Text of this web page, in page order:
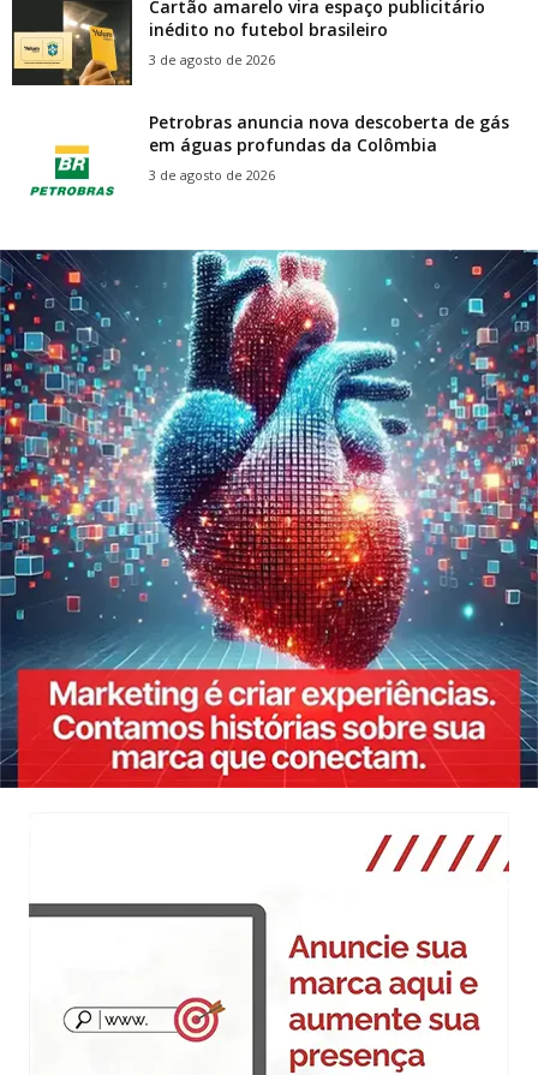
Cartão amarelo vira espaço publicitário
inédito no futebol brasileiro
3 de agosto de 2026
Petrobras anuncia nova descoberta de gás
em águas profundas da Colômbia
3 de agosto de 2026